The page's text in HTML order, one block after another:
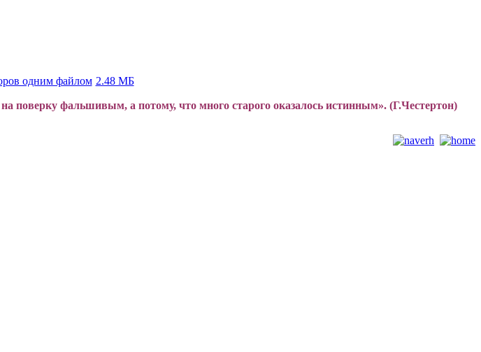
одним файлом 2.48 МБ
поверку фальшивым, а потому, что много старого оказалось истинным». (Г.Честертон)